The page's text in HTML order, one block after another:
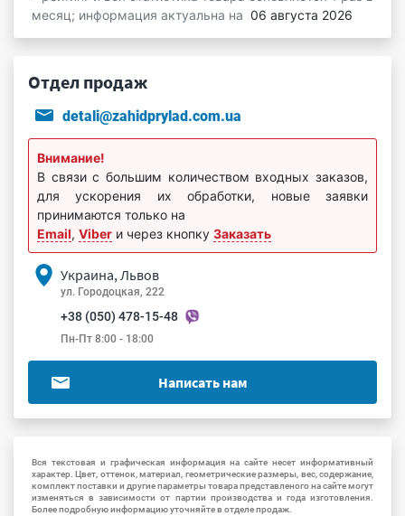
месяц; информация актуальна на 06 августа 2026
Отдел продаж
detali@zahidprylad.com.ua
Внимание!
В связи с большим количеством входных заказов,
для ускорения их обработки, новые заявки
принимаются только на
Email, Viber и через кнопку Заказать
Украина, Львов
ул. Городоцкая, 222
+38 (050) 478-15-48
Пн-Пт 8:00 - 18:00
Написать нам
Вся текстовая и графическая информация на сайте несет информативный
характер. Цвет, оттенок, материал, геометрические размеры, вес, содержание,
комплект поставки и другие параметры товара представленого на сайте могут
изменяться в зависимости от партии производства и года изготовления.
Более подробную информацию уточняйте в отделе продаж.